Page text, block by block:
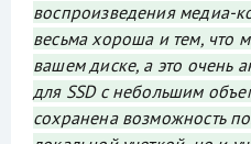
воспроизведения медиа-
весьма хороша и тем, что
вашем диске, а это очень
для SSD с небольшим
сохранена возможность